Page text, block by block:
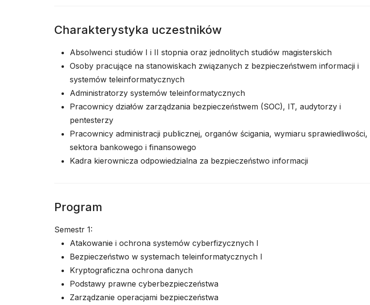
Charakterystyka uczestników
Absolwenci studiów I i II stopnia oraz jednolitych studiów magisterskich
Osoby pracujące na stanowiskach związanych z bezpieczeństwem informacji i
systemów teleinformatycznych
Administratorzy systemów teleinformatycznych
Pracownicy działów zarządzania bezpieczeństwem (SOC), IT, audytorzy i
pentesterzy
Pracownicy administracji publicznej, organów ścigania, wymiaru sprawiedliwości,
sektora bankowego i finansowego
Kadra kierownicza odpowiedzialna za bezpieczeństwo informacji
Program
Semestr 1:
Atakowanie i ochrona systemów cyberfizycznych I
Bezpieczeństwo w systemach teleinformatycznych I
Kryptograficzna ochrona danych
Podstawy prawne cyberbezpieczeństwa
Zarządzanie operacjami bezpieczeństwa